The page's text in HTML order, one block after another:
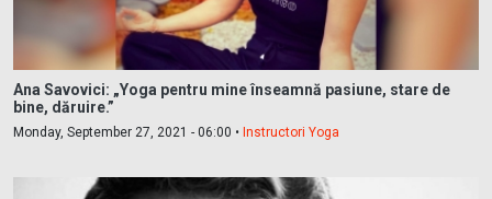
Ana Savovici: „Yoga pentru mine înseamnă pasiune, stare de
bine, dăruire.”
Monday, September 27, 2021 - 06:00 • Instructori Yoga